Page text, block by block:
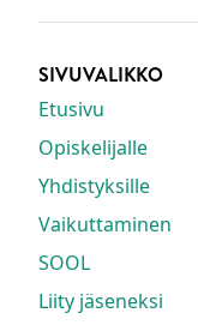
SIVUVALIKKO
Etusivu
Opiskelijalle
Yhdistyksille
Vaikuttaminen
SOOL
Liity jäseneksi